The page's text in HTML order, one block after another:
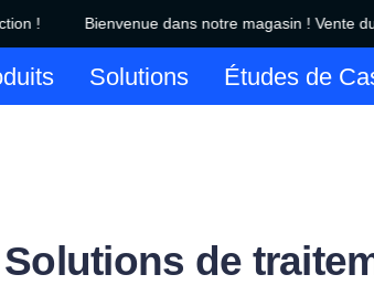
! Bienvenue dans notre magasin ! Vente du
Solutions Études de
Solutions de